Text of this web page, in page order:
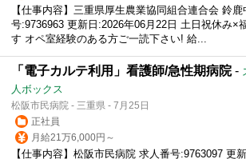
【仕事内容】三重県厚生農業協同組合連合会 鈴
号:9736963 更新日:2026年06月22日 土日祝休み×
す オペ室経験のある方ご一読下さい! 給...
「電子カルテ利用」看護師/急性期病院-
人ボックス
松阪市民病院 - 三重県 - 7月25日
正社員
月給21万6,000円～
【仕事内容】松阪市民病院 求人番号:9763097 更